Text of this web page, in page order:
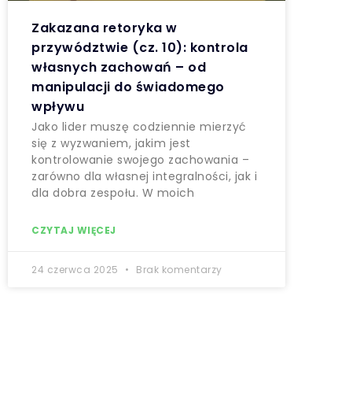
Zakazana retoryka w
przywództwie (cz. 10): kontrola
własnych zachowań – od
manipulacji do świadomego
wpływu
Jako lider muszę codziennie mierzyć
się z wyzwaniem, jakim jest
kontrolowanie swojego zachowania –
zarówno dla własnej integralności, jak i
dla dobra zespołu. W moich
CZYTAJ WIĘCEJ
24 czerwca 2025 Brak komentarzy